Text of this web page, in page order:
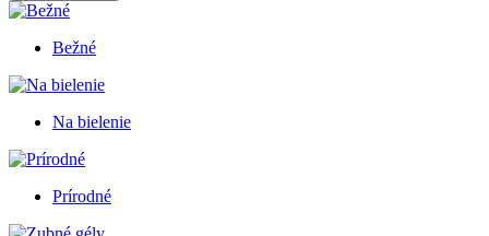
Bežné
Na bielenie
Prírodné